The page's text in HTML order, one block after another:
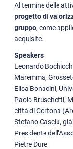
Al termine delle
progetto di
gruppo, come
acquisite.
Speakers
Leonardo
Maremma,
Elisa Bonacini,
Paolo Bruschetti,
città di Cortona
Stefano Casciu,
Presidente
Pietre Dure